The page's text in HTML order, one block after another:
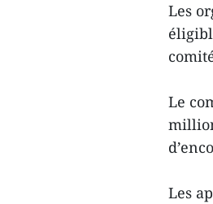
Les
Le
Les